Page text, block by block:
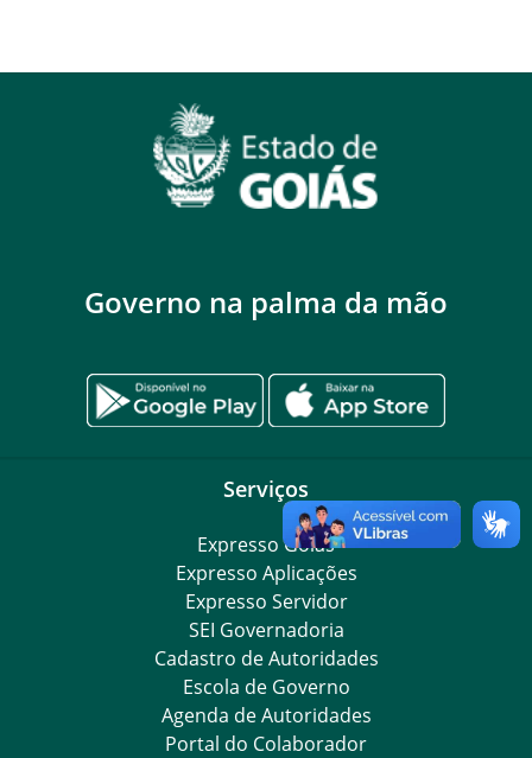
Governo na palma da mão
Serviços
Expresso Goiás
Expresso Aplicações
Expresso Servidor
SEI Governadoria
Cadastro de Autoridades
Escola de Governo
Agenda de Autoridades
Portal do Colaborador